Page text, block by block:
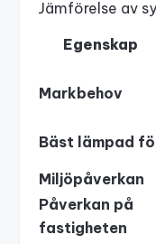
Jämförelse av
Egenskap
Markbehov
Bäst lämpad
Miljöpåverkan
Påverkan på
fastigheten